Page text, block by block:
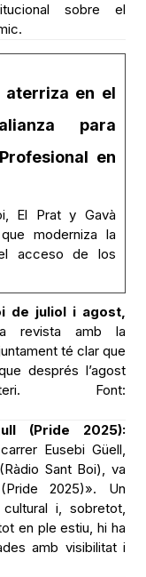
sobre el
aterriza en el
para
en
El Prat y Gavà
moderniza la
acceso de los
de juliol i agost,
revista amb la
té clar que
després l’agost
Font:
(Pride 2025):
Eusebi Güell,
Sant Boi), va
2025)». Un
i, sobretot,
en ple estiu, hi ha
amb visibilitat i